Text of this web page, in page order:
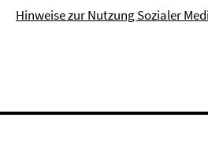
Hinweise zur Nutzung Sozialer